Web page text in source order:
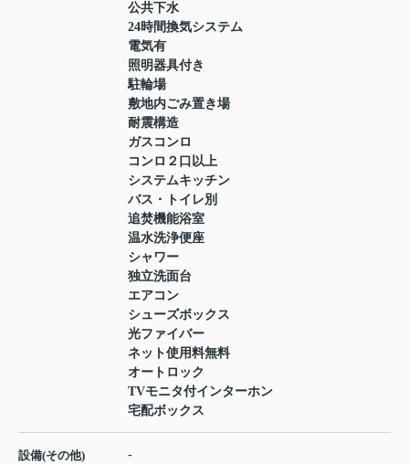
公共下水
24時間換気システム
電気有
照明器具付き
駐輪場
敷地内ごみ置き場
耐震構造
ガスコンロ
コンロ２口以上
システムキッチン
バス・トイレ別
追焚機能浴室
温水洗浄便座
シャワー
独立洗面台
エアコン
シューズボックス
光ファイバー
ネット使用料無料
オートロック
TVモニタ付インターホン
宅配ボックス
設備(その他) -